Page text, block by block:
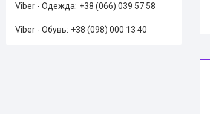
Viber - Одежда +38 (066) 039 57 58
Viber - Обувь +38 (098) 000 13 40